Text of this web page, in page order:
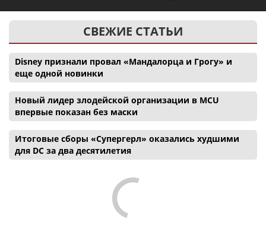
СВЕЖИЕ СТАТЬИ
Disney признали провал «Мандалорца и Грогу» и
еще одной новинки
Новый лидер злодейской организации в MCU
впервые показан без маски
Итоговые сборы «Супергерл» оказались худшими
для DC за два десятилетия